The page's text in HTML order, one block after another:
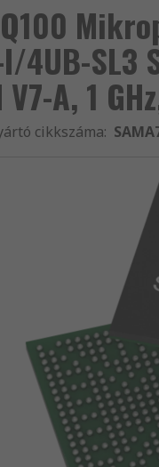
I/4UB-SL3
A, 1
cikkszáma: